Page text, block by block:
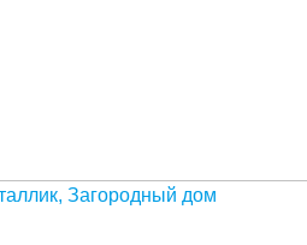
Загородный дом